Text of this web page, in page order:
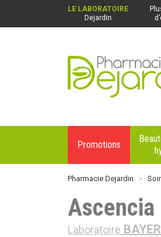
LE LABORATOIRE
Dejardin
Pharmacie Dejardin
Promotions
Pharmacie Dejardin
Laboratoire BAYER